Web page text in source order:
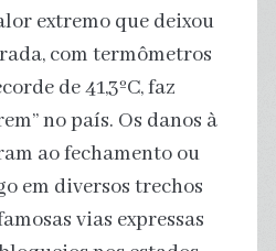
extremo que deixou
com termômetros
de 41,3ºC, faz
no país. Os danos à
ao fechamento ou
em diversos trechos
vias expressas